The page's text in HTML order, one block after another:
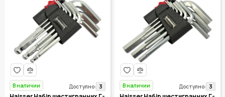
В наличии Доступно: 3 В наличии Доступно: 3